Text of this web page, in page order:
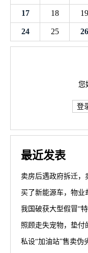
17 18 19
24 25 26
您
登
最近发表
卖房后遇政府拆迁，
买了新能源车，物业
我国破获大型假冒“
照顾走失宠物，垫付